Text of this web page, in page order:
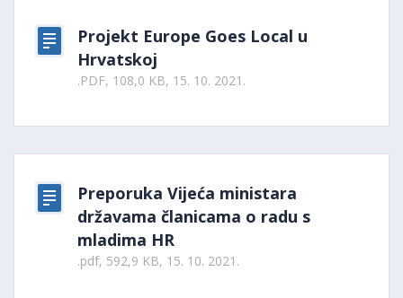
Projekt Europe Goes Local u
Hrvatskoj
.PDF, 108,0 KB, 15. 10. 2021.
Preporuka Vijeća ministara
državama članicama o radu s
mladima HR
.pdf, 592,9 KB, 15. 10. 2021.